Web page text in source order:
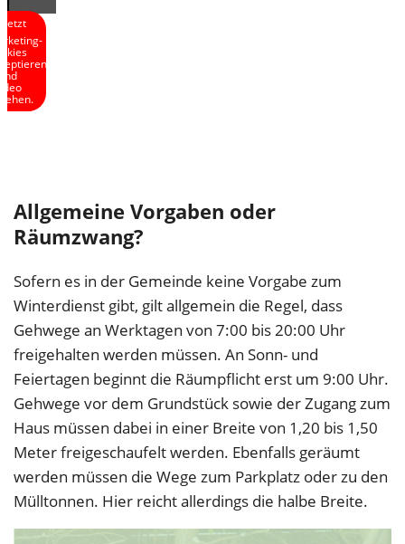
Jetzt
Allgemeine Vorgaben oder
Räumzwang?
Sofern es in der Gemeinde keine Vorgabe zum
Winterdienst gibt, gilt allgemein die Regel, dass
Gehwege an Werktagen von 7:00 bis 20:00 Uhr
freigehalten werden müssen. An Sonn- und
Feiertagen beginnt die Räumpflicht erst um 9:00 Uhr.
Gehwege vor dem Grundstück sowie der Zugang zum
Haus müssen dabei in einer Breite von 1,20 bis 1,50
Meter freigeschaufelt werden. Ebenfalls geräumt
werden müssen die Wege zum Parkplatz oder zu den
Mülltonnen. Hier reicht allerdings die halbe Breite.